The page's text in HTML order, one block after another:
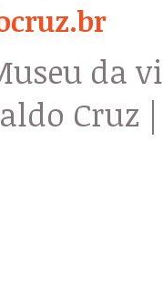
da
Cruz |